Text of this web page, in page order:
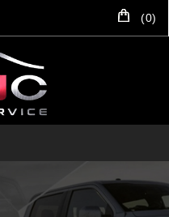
(0)
SẢN PHẨM